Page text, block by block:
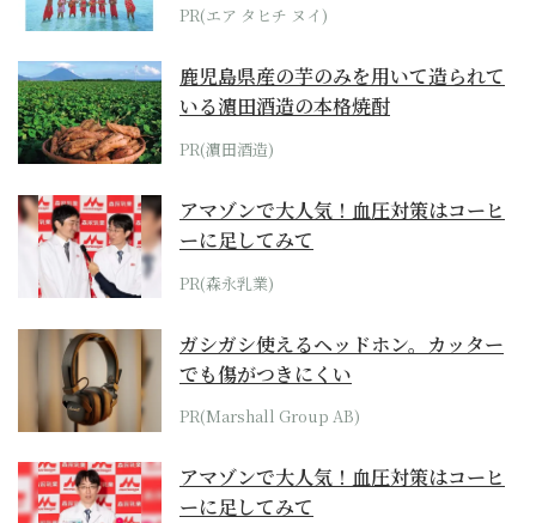
PR(エア タヒチ ヌイ)
鹿児島県産の芋のみを用いて造られて
いる濵田酒造の本格焼酎
PR(濵田酒造)
アマゾンで大人気！血圧対策はコーヒ
ーに足してみて
PR(森永乳業)
ガシガシ使えるヘッドホン。カッター
でも傷がつきにくい
PR(Marshall Group AB)
アマゾンで大人気！血圧対策はコーヒ
ーに足してみて